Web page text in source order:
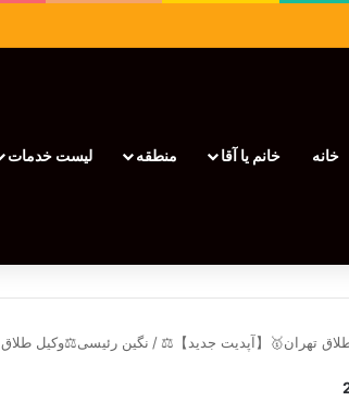
خانه خانم یا آقا منطقه لیست خدمات
/ نگین رئیسی⚖️وکیل طلاق